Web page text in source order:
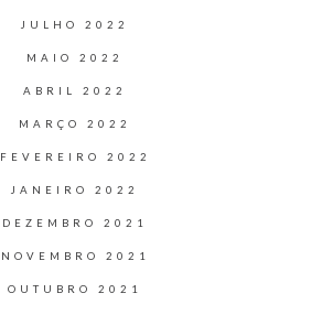
JULHO 2022
MAIO 2022
ABRIL 2022
MARÇO 2022
FEVEREIRO 2022
JANEIRO 2022
DEZEMBRO 2021
NOVEMBRO 2021
OUTUBRO 2021